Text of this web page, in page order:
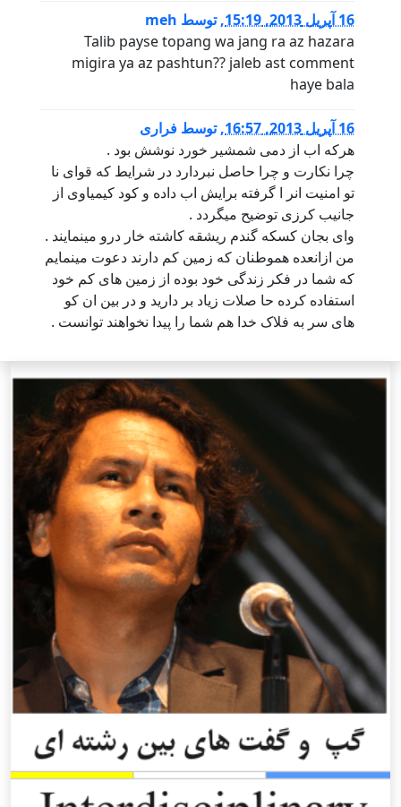
16 آپریل 2013, 15:19 ,توسط meh
Talib payse topang wa jang ra az hazara
migira ya az pashtun?? jaleb ast comment
haye bala
16 آپریل 2013, 16:57 ,توسط فراری
هرکه اب از دمی شمشیر خورد نوشش بود .
چرا نکارت و چرا حاصل نبردارد در شرایط که قوای نا
تو امنیت انر ا گرفته برایش اب داده و کود کیمیاوی از
جانیب کرزی توضیح میگردد .
وای بجان کسکه گندم ریشقه کاشته خار درو مینمایند .
من ازانعده هموطنان که زمین کم دارند دعوت مینمایم
که شما در فکر زندگی خود بوده از زمین های کم خود
استفاده کرده حا صلات زیاد بر دارید و در بین ان کو
های سر به فلاک خدا هم شما را پیدا نخواهند توانست .